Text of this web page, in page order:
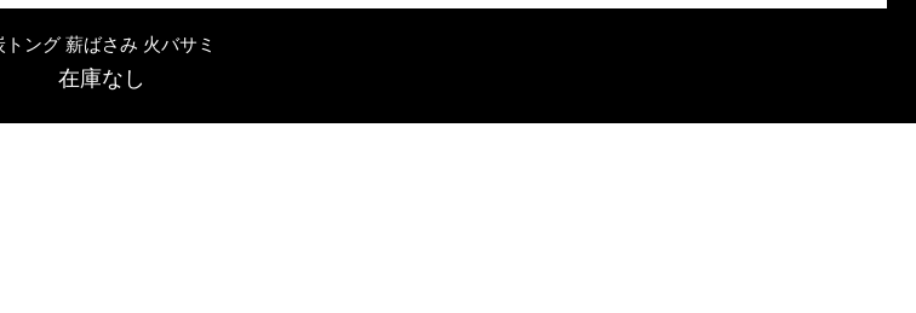
クイックビュー
トング 薪ばさみ 火バサミ
在庫なし